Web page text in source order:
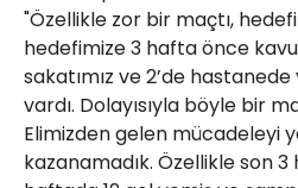
"Özellikle zor bir maçtı,
hedefimize 3 hafta önce
sakatımız ve 2’de
vardı. Dolayısıyla böyle bir
Elimizden gelen mücadeleyi
kazanamadık. Özellikle son 3